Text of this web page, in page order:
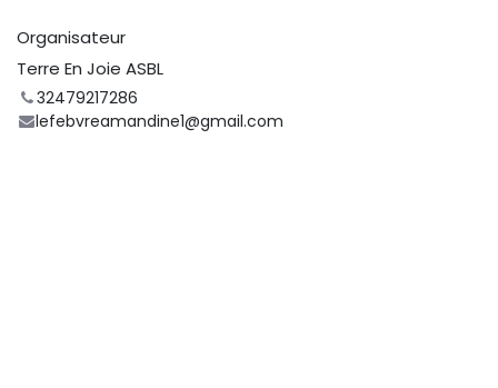
Organisateur
Terre En Joie ASBL
32479217286
lefebvreamandine1@gmail.com